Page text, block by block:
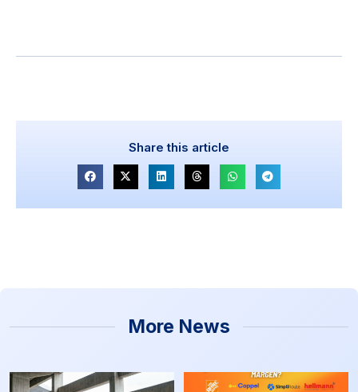
Share this article
More News